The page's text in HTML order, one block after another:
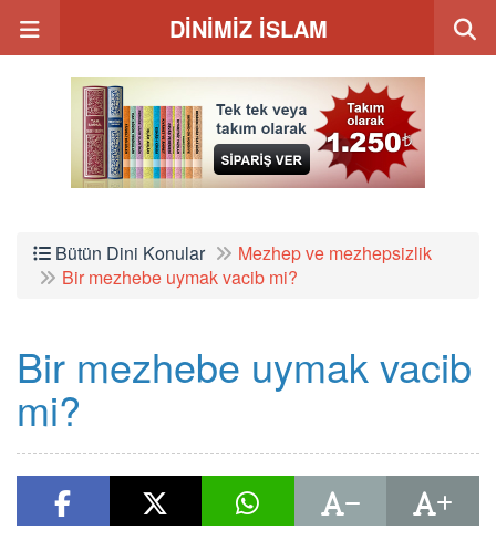
DİNİMİZ İSLAM
Bütün Dini Konular
Mezhep ve mezhepsizlik
Bir mezhebe uymak vacib mi?
Bir mezhebe uymak vacib
mi?